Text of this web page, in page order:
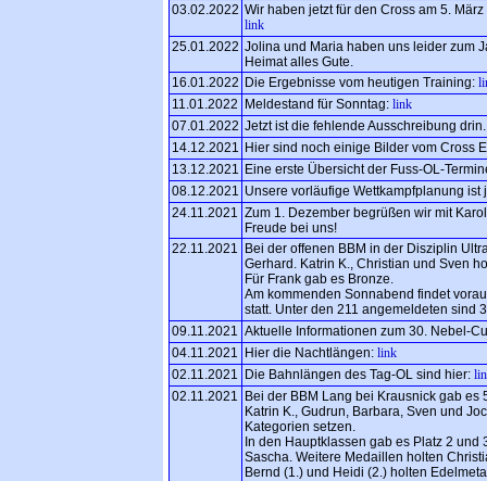
03.02.2022 Wir haben jetzt für den Cross am 5.
link
25.01.2022 Jolina und Maria haben uns leider zum
Heimat alles Gute.
16.01.2022 Die Ergebnisse vom heutigen Training:
11.01.2022 Meldestand für Sonntag: link
07.01.2022 Jetzt ist die fehlende Ausschreibung
14.12.2021
Hier sind noch einige Bilder vom Cross
13.12.2021
Eine erste Übersicht der Fuss-OL-
08.12.2021
Unsere vorläufige Wettkampfplanung ist
24.11.2021
Zum 1. Dezember begrüßen wir mit
Freude bei uns!
22.11.2021
Bei der offenen BBM in der Disziplin
Gerhard. Katrin K., Christian und Sven
Für Frank gab es Bronze.
Am kommenden Sonnabend findet
statt. Unter den 211 angemeldeten sind
09.11.2021
Aktuelle Informationen zum 30. Nebel-
04.11.2021
Hier die Nachtlängen: link
02.11.2021
Die Bahnlängen des Tag-OL sind hier:
02.11.2021
Bei der BBM Lang bei Krausnick gab es
Katrin K., Gudrun, Barbara, Sven und
Kategorien setzen.
In den Hauptklassen gab es Platz 2 und
Sascha. Weitere Medaillen holten
Bernd (1.) und Heidi (2.) holten